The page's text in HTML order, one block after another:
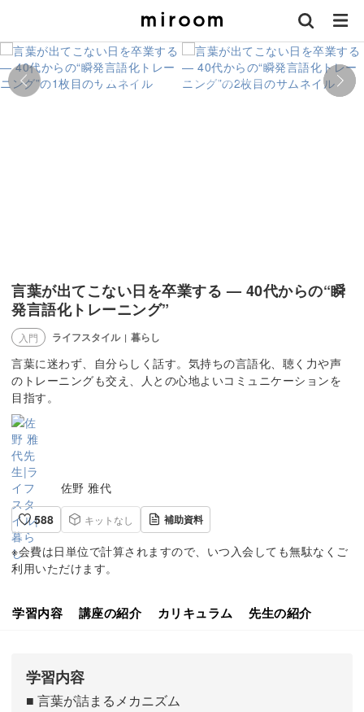
言葉が出てこない日を卒業する — 40代からの“瞬
発言語化トレーニング”
入門 ライフスタイル | 暮らし
言葉に迷わず、自分らしく話す。気持ちの言語化、聴く力や声
のトレーニングも交え、人との心地よいコミュニケーションを
目指す。
佐野 雅代
588
キットなし 補助資料
※会費は日単位で計算されますので、いつ入会しても無駄なくご
利用いただけます。
学習内容 講座の紹介 カリキュラム 先生の紹介
学習内容
■ 言葉が詰まるメカニズム